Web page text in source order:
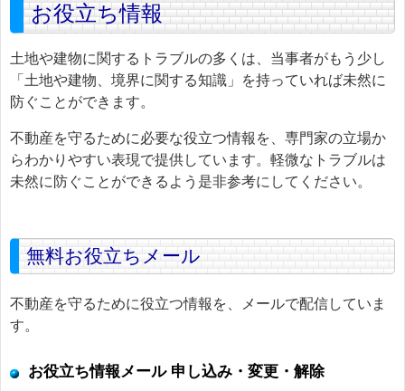
お役立ち情報
土地や建物に関するトラブルの多くは、当事者がもう少し
「土地や建物、境界に関する知識」を持っていれば未然に
防ぐことができます。
不動産を守るために必要な役立つ情報を、専門家の立場か
らわかりやすい表現で提供しています。軽微なトラブルは
未然に防ぐことができるよう是非参考にしてください。
無料お役立ちメール
不動産を守るために役立つ情報を、メールで配信していま
す。
お役立ち情報メール 申し込み・変更・解除